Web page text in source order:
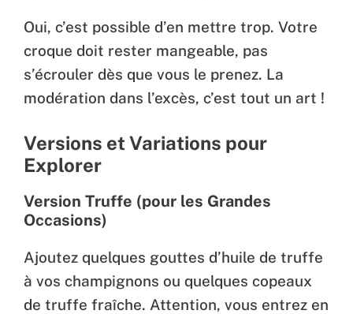
Oui, c’est possible d’en mettre trop. Votre
croque doit rester mangeable, pas
s’écrouler dès que vous le prenez. La
modération dans l’excès, c’est tout un art !
Versions et Variations pour
Explorer
Version Truffe (pour les Grandes
Occasions)
Ajoutez quelques gouttes d’huile de truffe
à vos champignons ou quelques copeaux
de truffe fraîche. Attention, vous entrez en